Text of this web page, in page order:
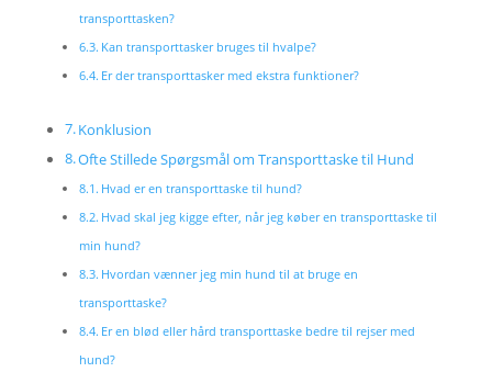
transporttasken?
Kan transporttasker bruges til hvalpe?
Er der transporttasker med ekstra funktioner?
Konklusion
Ofte Stillede Spørgsmål om Transporttaske til Hund
Hvad er en transporttaske til hund?
Hvad skal jeg kigge efter, når jeg køber en transporttaske til
min hund?
Hvordan vænner jeg min hund til at bruge en
transporttaske?
Er en blød eller hård transporttaske bedre til rejser med
hund?